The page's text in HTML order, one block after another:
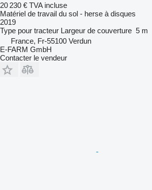
20 230 € TVA incluse
Matériel de travail du sol - herse à disques
2019
Type pour tracteur Largeur de couverture 5 m
France, Fr-55100 Verdun
E-FARM GmbH
Contacter le vendeur